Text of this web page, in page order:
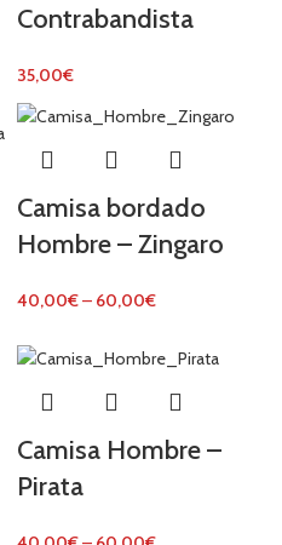
Contrabandista
35,00€
Camisa bordado
Hombre – Zingaro
40,00€– 60,00€
Camisa Hombre –
Pirata